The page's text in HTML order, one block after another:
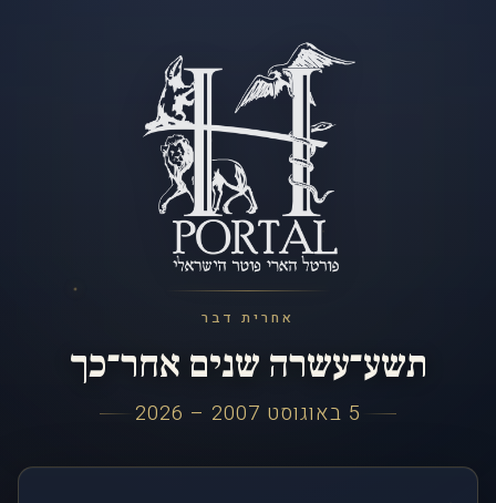
אחרית דבר
תשע־עשרה שנים אחר־כך
5 באוגוסט 2007 – 2026